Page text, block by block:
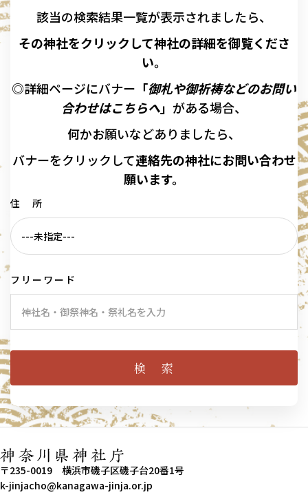
該当の検索結果一覧が表示されましたら、
その神社をクリックして神社の詳細を御覧くださ
い。
◎詳細ページにバナー 「御札や御祈祷などのお問い
合わせはこちらへ」 がある場合、
何かお願いなどありましたら、
バナーをクリックして連絡先の神社にお問い合わせ
願います。
住 所
フリーワード
〒235-0019 横浜市磯子区磯子台20番1号
k-jinjacho@kanagawa-jinja.or.jp